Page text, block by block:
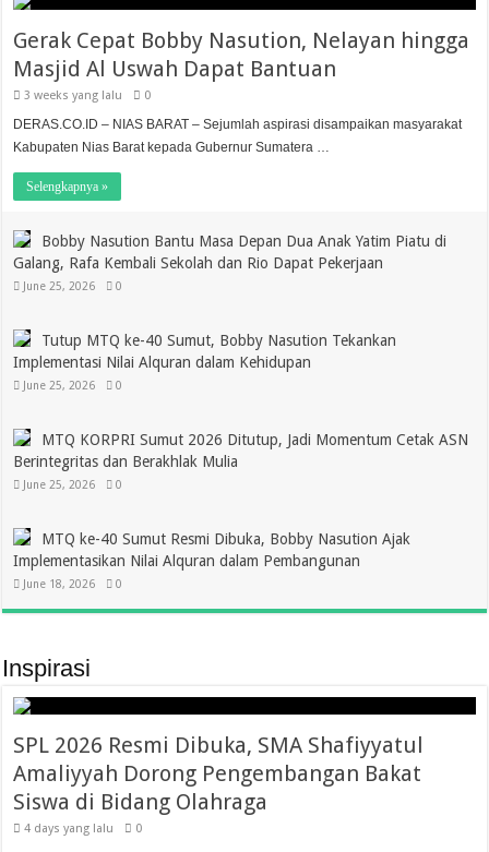
Gerak Cepat Bobby Nasution, Nelayan hingga
Masjid Al Uswah Dapat Bantuan
3 weeks yang lalu 0
DERAS.CO.ID – NIAS BARAT – Sejumlah aspirasi disampaikan masyarakat
Kabupaten Nias Barat kepada Gubernur Sumatera …
Selengkapnya »
Bobby Nasution Bantu Masa Depan Dua Anak Yatim Piatu di
Galang, Rafa Kembali Sekolah dan Rio Dapat Pekerjaan
June 25, 2026 0
Tutup MTQ ke-40 Sumut, Bobby Nasution Tekankan
Implementasi Nilai Alquran dalam Kehidupan
June 25, 2026 0
MTQ KORPRI Sumut 2026 Ditutup, Jadi Momentum Cetak ASN
Berintegritas dan Berakhlak Mulia
June 25, 2026 0
MTQ ke-40 Sumut Resmi Dibuka, Bobby Nasution Ajak
Implementasikan Nilai Alquran dalam Pembangunan
June 18, 2026 0
Inspirasi
SPL 2026 Resmi Dibuka, SMA Shafiyyatul
Amaliyyah Dorong Pengembangan Bakat
Siswa di Bidang Olahraga
4 days yang lalu 0